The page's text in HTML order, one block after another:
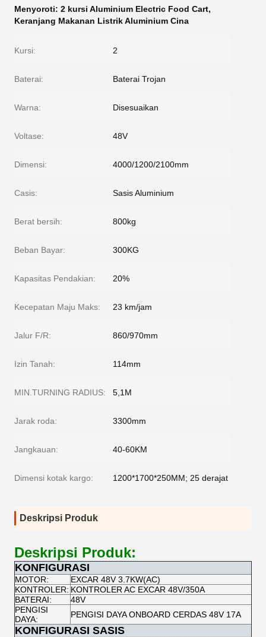
Menyoroti: 2 kursi Aluminium Electric Food Cart,
Keranjang Makanan Listrik Aluminium Cina
Kursi: 2
Baterai: Baterai Trojan
Warna: Disesuaikan
Voltase: 48V
Dimensi: 4000/1200/2100mm
Casis: Sasis Aluminium
Berat bersih: 800kg
Beban Bayar: 300KG
Kapasitas Pendakian: 20%
Kecepatan Maju Maks: 23 km/jam
Jalur F/R: 860/970mm
Izin Tanah: 114mm
MIN.TURNING RADIUS: 5,1M
Jarak roda: 3300mm
Jangkauan: 40-60KM
Dimensi kotak kargo: 1200*1700*250MM; 25 derajat
Deskripsi Produk
Deskripsi Produk:
KONFIGURASI
MOTOR:
EXCAR 48V 3.7KW(AC)
KONTROLER: KONTROLER AC EXCAR 48V/350A
BATERAI:
48V
PENGISI
DAYA:
PENGISI DAYA ONBOARD CERDAS 48V 17A
KONFIGURASI SASIS